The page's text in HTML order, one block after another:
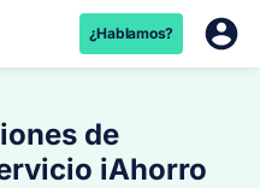
¿Hablamos?
de
iAhorro